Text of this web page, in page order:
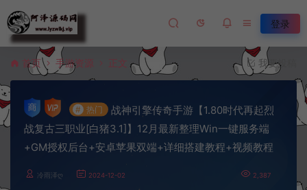
登录
首页 手游资源 正文 我要投稿
# 热门
战神引擎传奇手游【1.80时代再起烈
战复古三职业[白猪3.1]】12月最新整理Win一键服务端
+GM授权后台+安卓苹果双端+详细搭建教程+视频教程
冷雨泽ღ 2024-12-02 2,387